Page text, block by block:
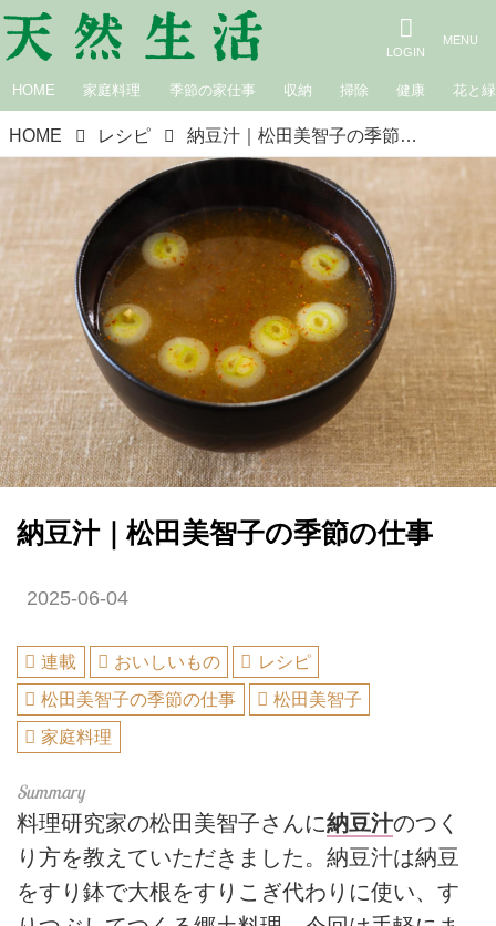
HOME 家庭料理 季節の家仕事 収納 掃除 健康 花と緑
HOME レシピ 納豆汁｜松田美智子の季節の仕事
納豆汁｜松田美智子の季節の仕事
2025-06-04
連載 おいしいもの
レシピ
松田美智子の季節の仕事
松田美智子
家庭料理
料理研究家の松田美智子さんに納豆汁のつく
り方を教えていただきました。納豆汁は納豆
をすり鉢で大根をすりこぎ代わりに使い、す